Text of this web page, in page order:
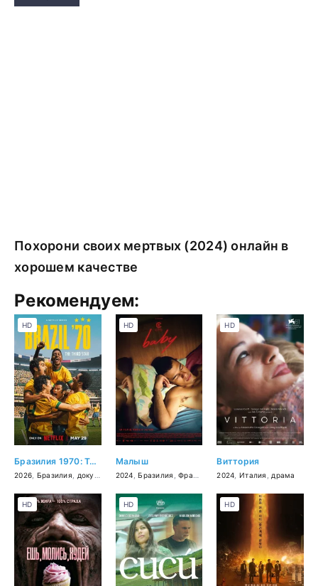
Похорони своих мертвых (2024) онлайн в
хорошем качестве
Рекомендуем:
Бразилия 1970: Третья звезда
2026 Бразилия документальный ,спорт
HD
Малыш
2024 ,Бразилия ,Франция Нидерланды, драма
HD
Виттория
2024 Италия драма
HD
HD HD HD